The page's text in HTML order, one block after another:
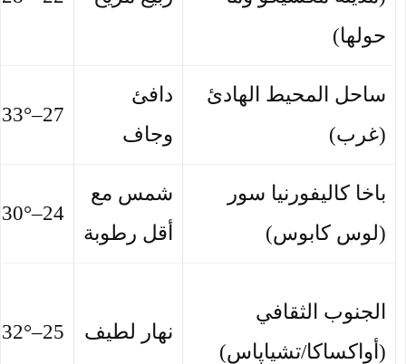
حولها)
ساحل المحيط الهادئ
(غرب)
دافئ
وجاف
27–33°
باخا كاليفورنيا سور
(لوس كابوس)
شمس مع
أقل رطوبة
24–30°
الجنوب الثقافي
(أواكساكا/تشياپاس)
نهار لطيف 25–32°